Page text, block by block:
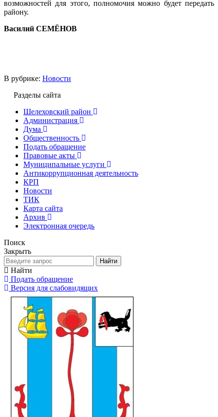
возможностей для этого, полномочия можно будет передать
району.
Василий СЕМЁНОВ
В рубрике: Новости
Разделы сайта
Шелеховский район
Администрация
Дума
Общественность
Подать обращение
Правовые акты
Муниципальные услуги
Антикоррупционная деятельность
КРП
Новости
ТИК
Карта сайта
Архив
Электронная очередь
Поиск
Закрыть
Найти
Найти
Подать обращение
Версия для слабовидящих